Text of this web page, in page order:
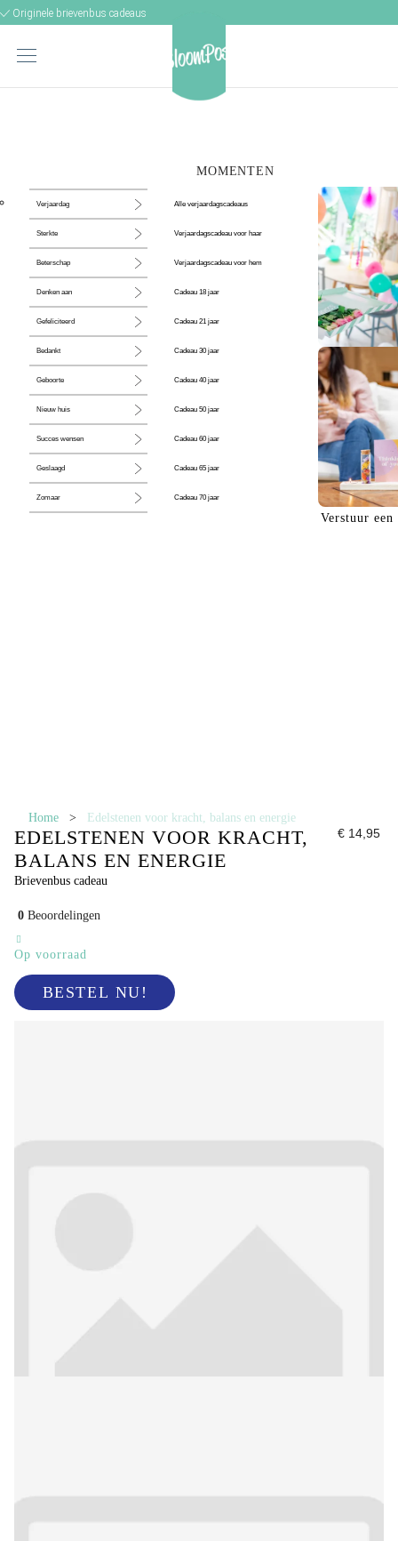
Originele brievenbus cadeaus
MOMENTEN
Verjaardag
Sterkte
Beterschap
Denken aan
Gefeliciteerd
Bedankt
Geboorte
Nieuw huis
Succes wensen
Geslaagd
Zomaar
Alle verjaardagscadeaus
Verjaardagscadeau voor haar
Verjaardagscadeau voor hem
Cadeau 18 jaar
Cadeau 21 jaar
Cadeau 30 jaar
Cadeau 40 jaar
Cadeau 50 jaar
Cadeau 60 jaar
Cadeau 65 jaar
Cadeau 70 jaar
De perfecte
Verstuur een
Home > Edelstenen voor kracht, balans en energie
EDELSTENEN VOOR KRACHT,
BALANS EN ENERGIE
Brievenbus cadeau
€ 14,95
0 Beoordelingen
Op voorraad
BESTEL NU!